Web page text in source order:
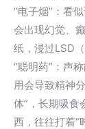
“电子烟”：看
会出现幻觉、
纸，浸过LSD
“聪明药”：声
用会导致精神
体”，长期吸食
西，往往打着“